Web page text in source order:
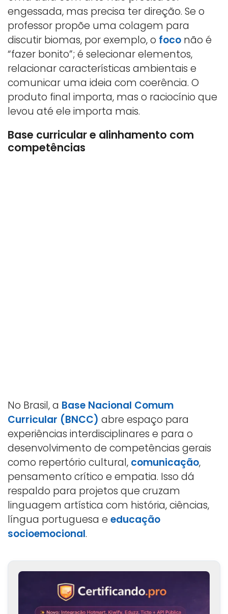
engessada, mas precisa ter direção. Se o
professor propõe uma colagem para
discutir biomas, por exemplo, o foco não é
“fazer bonito”; é selecionar elementos,
relacionar características ambientais e
comunicar uma ideia com coerência. O
produto final importa, mas o raciocínio que
levou até ele importa mais.
Base curricular e alinhamento com
competências
No Brasil, a Base Nacional Comum
Curricular (BNCC) abre espaço para
experiências interdisciplinares e para o
desenvolvimento de competências gerais
como repertório cultural, comunicação,
pensamento crítico e empatia. Isso dá
respaldo para projetos que cruzam
linguagem artística com história, ciências,
língua portuguesa e educação
socioemocional.